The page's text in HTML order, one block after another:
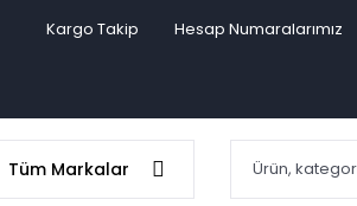
Kargo Takip Hesap Numaralarımız
Tüm Markalar